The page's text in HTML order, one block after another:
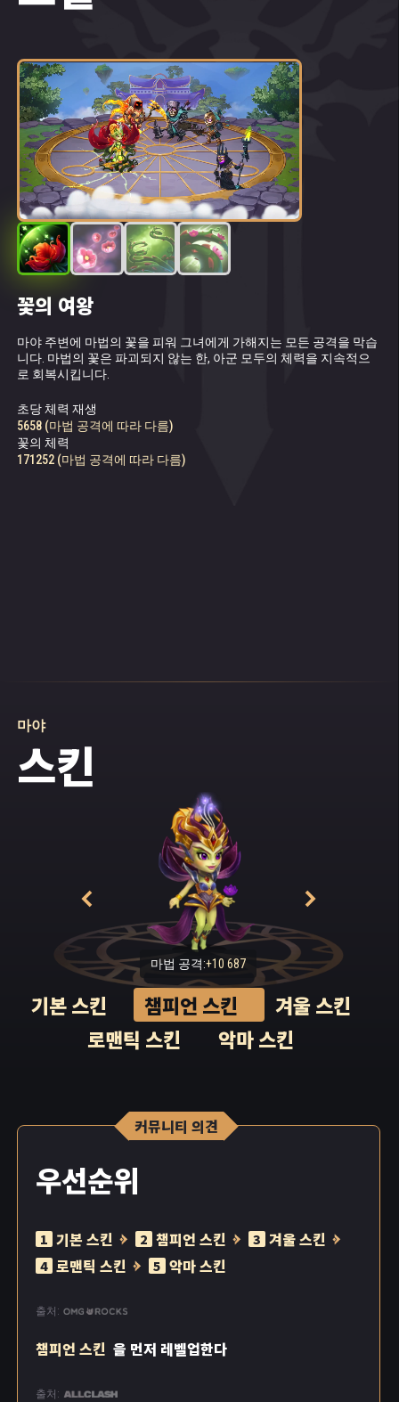
꽃의 여왕
마야 주변에 마법의 꽃을 피워 그녀에게 가해지는 모든 공격을 막습
니다. 마법의 꽃은 파괴되지 않는 한, 아군 모두의 체력을 지속적으
로 회복시킵니다.
초당 체력 재생
5658 (마법 공격에 따라 다름)
꽃의 체력
171252 (마법 공격에 따라 다름)
독성 꽃가루
마야는 가장 멀리 있는 적을 독 화분으로 타격하여 지속적인 데미지
를 입힙니다.
다
독성 속박
싱싱한 새싹이 제일 우측과 좌측에 있는 적들을 옭아매고 서로 끌어
당겨 중독 상태로 만듭니다.
다
여왕의 복수
마법의 꽃이 시들면 꽃의 뿌리가 가장 가까운 적들을 옭아매어 움직
이지 못하게 하고 8 초 동안 지속적인 데미지를 입힙니다.
197252 (마법 공격에 따라 다름)
마야
스킨
마법 공격:+10 687
기본 스킨 챔피언 스킨
겨울 스킨
로맨틱 스킨
악마 스킨
커뮤니티 의견
우선순위
1 기본 스킨 2 챔피언 스킨 3 겨울 스킨
4 로맨틱 스킨 5 악마 스킨
출처:
챔피언 스킨 을 먼저 레벨업한다
출처: